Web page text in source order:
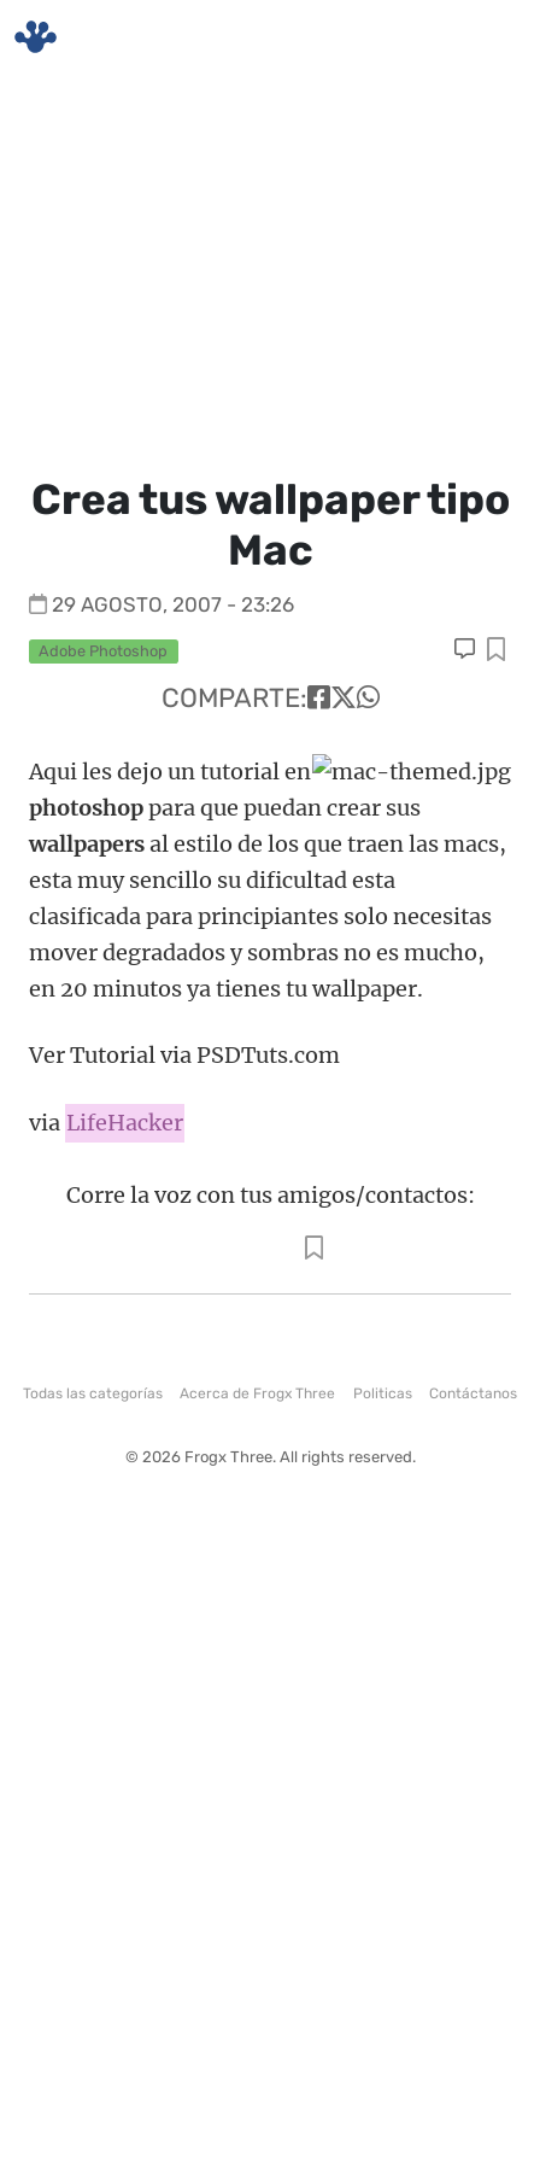
Crea tus wallpaper tipo
Mac
29 AGOSTO, 2007 - 23:26
Adobe Photoshop
COMPARTE:
Aqui les dejo un tutorial en
photoshoppara que puedan crear sus
wallpapersal estilo de los que traen las macs,
esta muy sencillo su dificultad esta
clasificada para principiantes solo necesitas
mover degradados y sombras no es mucho,
en 20 minutos ya tienes tu wallpaper.
Ver Tutorial via PSDTuts.com
via LifeHacker
Corre la voz con tus amigos/contactos:
Todas las categorías Acerca de Frogx Three Politicas Contáctanos
© 2026 Frogx Three. All rights reserved.